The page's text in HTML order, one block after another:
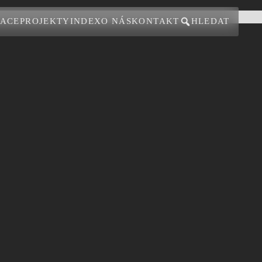
PROJEKTYINDEXO NÁSKONTAKT HLEDAT